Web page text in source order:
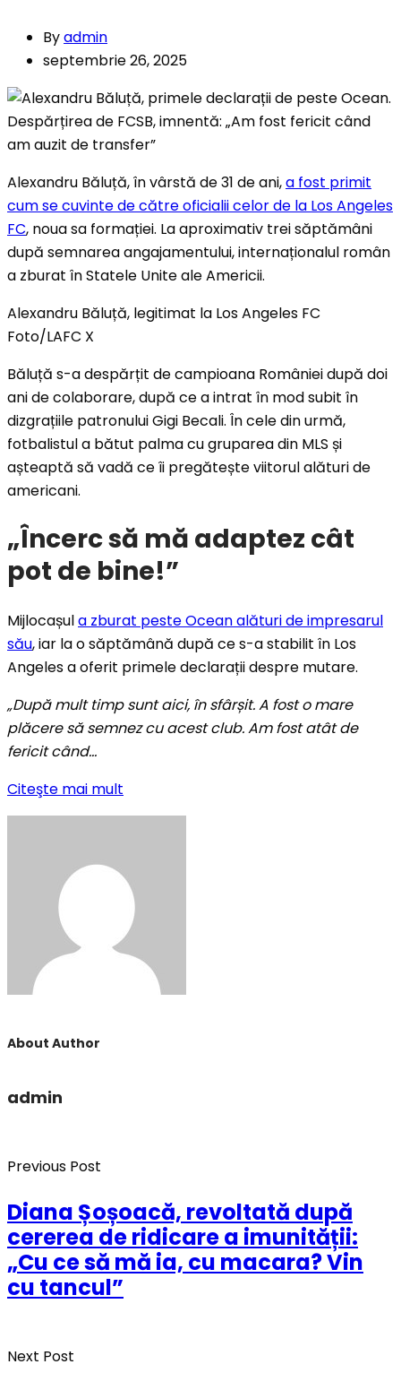
Byadmin
septembrie 26, 2025
Alexandru Băluță, în vârstă de 31 de ani,a fost primit
cum se cuvinte de către oficialii celor de la Los Angeles
FC, noua sa formației. La aproximativ trei săptămâni
după semnarea angajamentului, internaționalul român
a zburat în Statele Unite ale Americii.
Alexandru Băluță, legitimat la Los Angeles FC
Foto/LAFC X
Băluță s-a despărțit de campioana României după doi
ani de colaborare, după ce a intrat în mod subit în
dizgrațiile patronului Gigi Becali. În cele din urmă,
fotbalistul a bătut palma cu gruparea din MLS și
așteaptă să vadă ce îi pregătește viitorul alături de
americani.
„Încerc să mă adaptez cât
pot de bine!”
Mijlocașula zburat peste Ocean alături de impresarul
său, iar la o săptămână după ce s-a stabilit în Los
Angeles a oferit primele declarații despre mutare.
„După mult timp sunt aici, în sfârșit. A fost o mare
plăcere să semnez cu acest club. Am fost atât de
fericit când…
Citeşte mai mult
About Author
admin
Previous Post
Diana Șoșoacă, revoltată după
cererea de ridicare a imunității:
„Cu ce să mă ia, cu macara? Vin
cu tancul”
Next Post